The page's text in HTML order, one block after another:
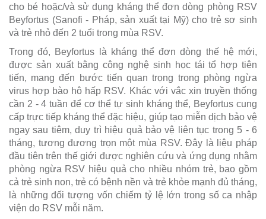
cho bé hoặc/và sử dụng kháng thể đơn dòng phòng RSV
Beyfortus (Sanofi - Pháp, sản xuất tại Mỹ) cho trẻ sơ sinh
và trẻ nhỏ đến 2 tuổi trong mùa RSV.
Trong đó, Beyfortus là kháng thể đơn dòng thế hệ mới,
được sản xuất bằng công nghệ sinh học tái tổ hợp tiên
tiến, mang đến bước tiến quan trọng trong phòng ngừa
virus hợp bào hô hấp RSV. Khác với vắc xin truyền thống
cần 2 - 4 tuần để cơ thể tự sinh kháng thể, Beyfortus cung
cấp trực tiếp kháng thể đặc hiệu, giúp tạo miễn dịch bảo vệ
ngay sau tiêm, duy trì hiệu quả bảo vệ liên tục trong 5 - 6
tháng, tương đương trọn một mùa RSV. Đây là liệu pháp
đầu tiên trên thế giới được nghiên cứu và ứng dụng nhằm
phòng ngừa RSV hiệu quả cho nhiều nhóm trẻ, bao gồm
cả trẻ sinh non, trẻ có bệnh nền và trẻ khỏe mạnh đủ tháng,
là những đối tượng vốn chiếm tỷ lệ lớn trong số ca nhập
viện do RSV mỗi năm.